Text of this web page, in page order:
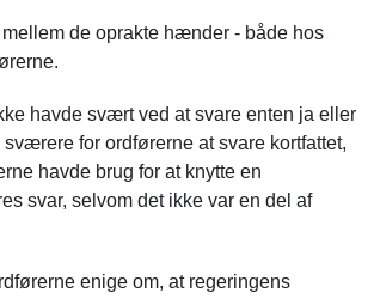
de oprakte hænder - både hos
havde svært ved at svare enten ja eller
sværere for ordførerne at svare kortfattet,
havde brug for at knytte en
svar, selvom det ikke var en del af
enige om, at regeringens